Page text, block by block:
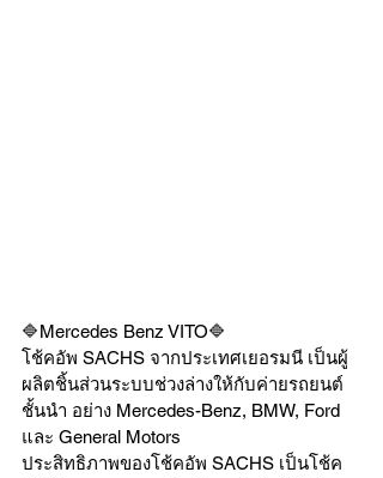
🔷Mercedes Benz VITO🔷
โช้คอัพ SACHS จากประเทศเยอรมนี เป็นผู้
ผลิตชิ้นส่วนระบบช่วงล่างให้กับค่ายรถยนต์
ชั้นนำ อย่าง Mercedes-Benz, BMW, Ford
และ General Motors
ประสิทธิภาพของโช้คอัพ SACHS เป็นโช้ค